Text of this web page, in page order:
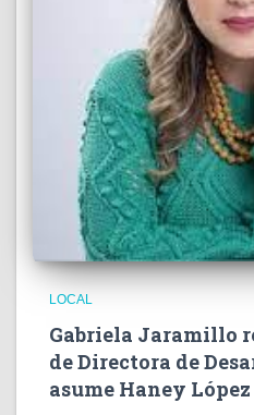
LOCAL
Gabriela Jaramillo
de Directora de
asume Haney López